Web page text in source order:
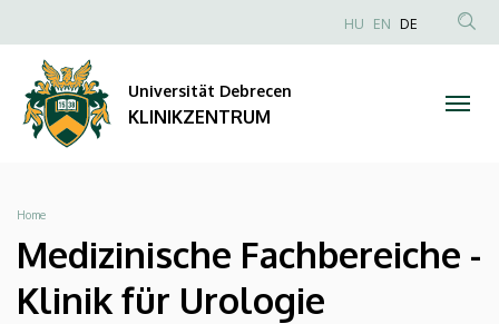
Fachbereiche
Klinik
für
Urologie
zum
Inhalt
Anonim
HU EN DE
Universität Debrecen
KLINIKZENTRUM
Breadcrumb
Home
Medizinische Fachbereiche -
Klinik für Urologie